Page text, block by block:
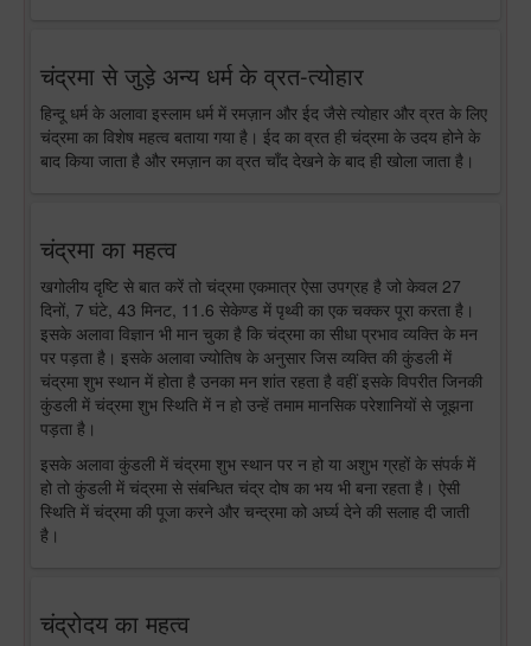
चंद्रमा से जुड़े अन्य धर्म के व्रत-त्योहार
हिन्दू धर्म के अलावा इस्लाम धर्म में रमज़ान और ईद जैसे त्योहार और व्रत के लिए
चंद्रमा का विशेष महत्व बताया गया है। ईद का व्रत ही चंद्रमा के उदय होने के
बाद किया जाता है और रमज़ान का व्रत चाँद देखने के बाद ही खोला जाता है।
चंद्रमा का महत्व
खगोलीय दृष्टि से बात करें तो चंद्रमा एकमात्र ऐसा उपग्रह है जो केवल 27
दिनों, 7 घंटे, 43 मिनट, 11.6 सेकेण्ड में पृथ्वी का एक चक्कर पूरा करता है।
इसके अलावा विज्ञान भी मान चुका है कि चंद्रमा का सीधा प्रभाव व्यक्ति के मन
पर पड़ता है। इसके अलावा ज्योतिष के अनुसार जिस व्यक्ति की कुंडली में
चंद्रमा शुभ स्थान में होता है उनका मन शांत रहता है वहीं इसके विपरीत जिनकी
कुंडली में चंद्रमा शुभ स्थिति में न हो उन्हें तमाम मानसिक परेशानियों से जूझना
पड़ता है।
इसके अलावा कुंडली में चंद्रमा शुभ स्थान पर न हो या अशुभ ग्रहों के संपर्क में
हो तो कुंडली में चंद्रमा से संबन्धित चंद्र दोष का भय भी बना रहता है। ऐसी
स्थिति में चंद्रमा की पूजा करने और चन्द्रमा को अर्घ्य देने की सलाह दी जाती
है।
चंद्रोदय का महत्व